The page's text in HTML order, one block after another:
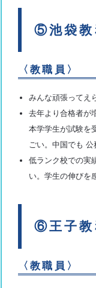
⑤池袋教
〈教職員〉
みんな頑張ってえ
去年より合格者が
本学学生が試験を
ごい。中国でも 公
低ランク校での実
い。学生の伸びを
⑥王子教
〈教職員〉